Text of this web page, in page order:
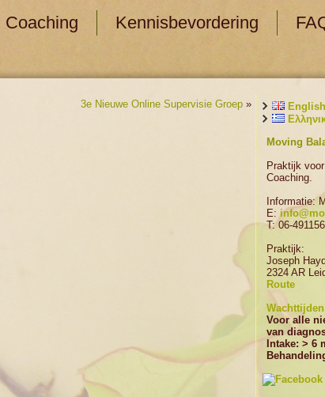
Coaching Kennisbevordering
3e Nieuwe Online Supervisie Groep »
English
Moving
Praktijk
Coaching.
Informatie:
E:
T: 06-
Praktijk:
Joseph
2324 AR
Route
Voor alle
van
Intake: > 6